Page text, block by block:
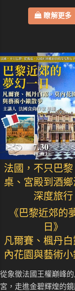
瞭解更多
法國，不只巴
桌、宮殿到酒
深度旅行
《巴黎近郊的
日》
凡爾賽、楓丹
內花園與藝術
從象徵法國王權巔峰
宮，走進金碧輝煌的